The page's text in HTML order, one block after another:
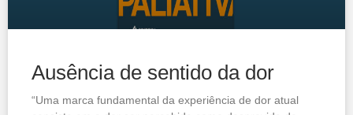
Ausência de sentido da dor
“Uma marca fundamental da experiência de dor atual